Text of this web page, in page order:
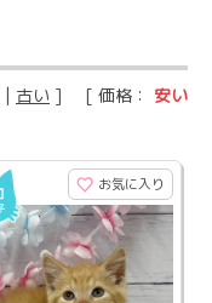
| 古い ] [ 価格： 安い
お気に入り